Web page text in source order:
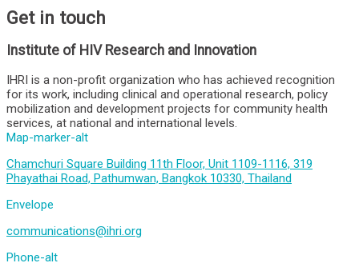
Get in touch
Institute of HIV Research and Innovation
IHRI is a non-profit organization who has achieved recognition
for its work, including clinical and operational research, policy
mobilization and development projects for community health
services, at national and international levels.
Map-marker-alt
Chamchuri Square Building 11th Floor, Unit 1109-1116, 319
Phayathai Road, Pathumwan, Bangkok 10330, Thailand
Envelope
communications@ihri.org
Phone-alt